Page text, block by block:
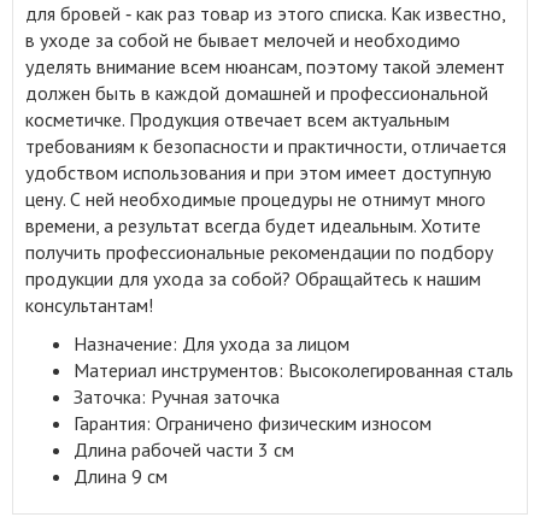
для бровей ‑ как раз товар из этого списка. Как известно,
в уходе за собой не бывает мелочей и необходимо
уделять внимание всем нюансам, поэтому такой элемент
должен быть в каждой домашней и профессиональной
косметичке. Продукция отвечает всем актуальным
требованиям к безопасности и практичности, отличается
удобством использования и при этом имеет доступную
цену. С ней необходимые процедуры не отнимут много
времени, а результат всегда будет идеальным. Хотите
получить профессиональные рекомендации по подбору
продукции для ухода за собой? Обращайтесь к нашим
консультантам!
Назначение: Для ухода за лицом
Материал инструментов: Высоколегированная сталь
Заточка: Ручная заточка
Гарантия: Ограничено физическим износом
Длина рабочей части 3 см
Длина 9 см